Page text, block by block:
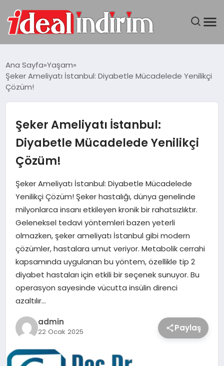
BILGISAYAR
SEYAHAT
TEKNOLOJI
YAŞAM
Ana Sayfa Yaşam
Şeker Ameliyatı İstanbul: Diyabetle Mücadelede Yenilikçi
Çözüm!
Şeker Ameliyatı İstanbul:
Diyabetle Mücadelede Yenilikçi
Çözüm!
Şeker Ameliyatı İstanbul: Diyabetle Mücadelede
Yenilikçi Çözüm! Şeker hastalığı, dünya genelinde
milyonlarca insanı etkileyen kronik bir rahatsızlıktır.
Geleneksel tedavi yöntemleri bazen yeterli
olmazken, şeker ameliyatı İstanbul gibi modern
çözümler, hastalara umut veriyor. Metabolik cerrahi
kapsamında uygulanan bu yöntem, özellikle tip 2
diyabet hastaları için etkili bir seçenek sunuyor. Bu
operasyon sayesinde vücutta insülin direnci
azaltılır…
admin
22 Ocak 2025 Paylaş